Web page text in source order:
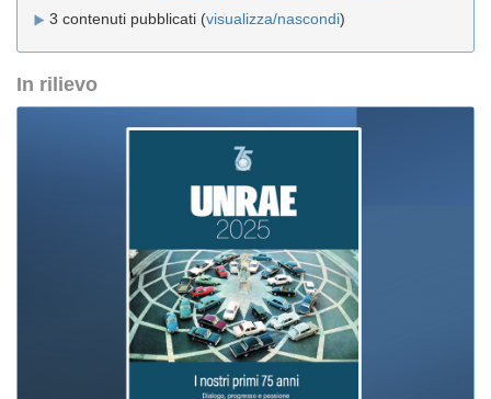
3 contenuti pubblicati (visualizza/nascondi)
In rilievo